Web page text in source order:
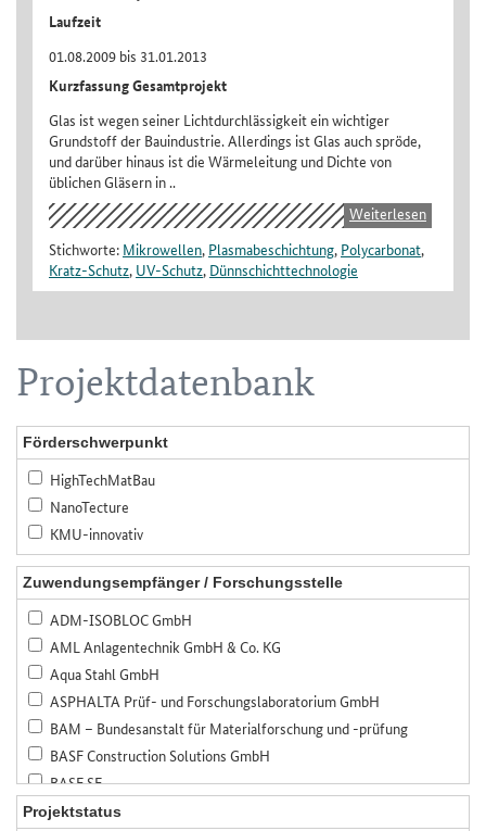
Laufzeit
01.08.2009 bis 31.01.2013
Kurzfassung Gesamtprojekt
Glas ist wegen seiner Lichtdurchlässigkeit ein wichtiger
Grundstoff der Bauindustrie. Allerdings ist Glas auch spröde,
und darüber hinaus ist die Wärmeleitung und Dichte von
üblichen Gläsern in ..
Weiterlesen
Stichworte: Mikrowellen, Plasmabeschichtung, Polycarbonat,
Kratz-Schutz, UV-Schutz, Dünnschichttechnologie
Projektdatenbank
Förderschwerpunkt
HighTechMatBau
NanoTecture
KMU-innovativ
Zuwendungsempfänger / Forschungsstelle
ADM-ISOBLOC GmbH
AML Anlagentechnik GmbH & Co. KG
Aqua Stahl GmbH
ASPHALTA Prüf- und Forschungslaboratorium GmbH
BAM – Bundesanstalt für Materialforschung und -prüfung
BASF Construction Solutions GmbH
BASF SE
Bauer Spezialtiefbau GmbH
Projektstatus